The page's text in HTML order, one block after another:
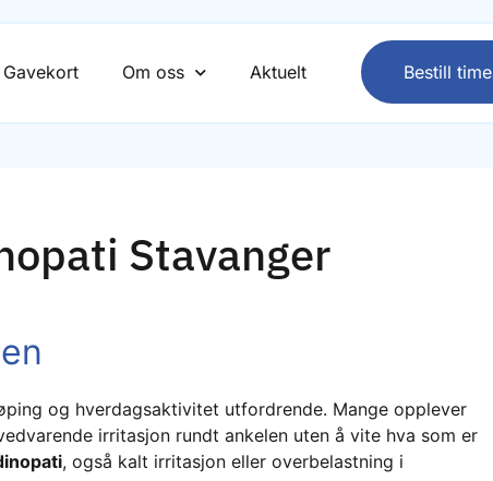
Gavekort Om oss Aktuelt Bestill time
Stavanger
og hverdagsaktivitet utfordrende. Mange opplever
irritasjon rundt ankelen uten å vite hva som er
, også kalt irritasjon eller overbelastning i